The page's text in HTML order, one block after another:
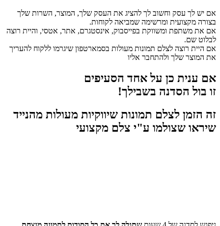
אם יש לך עסק וחשוב לך להציג את העסק שלך, המוצר, השרות שלך
בצורה מקצועית ומרשימה שמביאה לקוחות.
אם את משתפת ומשווקת בפייסבוק, אינסטגרם, אתר, אטסי, והיית רוצה
לבלוט שם.
אם היית רוצה לצלם תמונות מעולות בסמארטפון שיגרמו ללקוח להעריך
את המוצר שלך ולהתחבר אליו
אם ענית כן על אחד הסעיפים
זו בול הסדנה בשבילך!
זה הזמן לצלם תמונות שיווקיות מעולות מהנייד
שיראו שצולמו ע"י צלם מקצועי